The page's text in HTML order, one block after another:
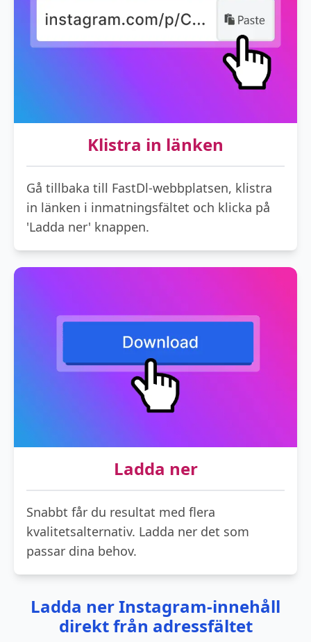
Klistra in länken
Gå tillbaka till FastDl-webbplatsen, klistra
in länken i inmatningsfältet och klicka på
'Ladda ner' knappen.
Ladda ner
Snabbt får du resultat med flera
kvalitetsalternativ. Ladda ner det som
passar dina behov.
Ladda ner Instagram-innehåll
direkt från adressfältet